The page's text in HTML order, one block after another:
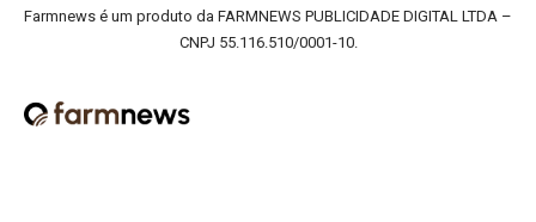
Farmnews é um produto da FARMNEWS PUBLICIDADE DIGITAL LTDA –
CNPJ 55.116.510/0001-10.